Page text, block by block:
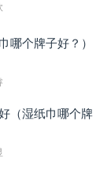
哪个牌子好？）
（湿纸巾哪个牌